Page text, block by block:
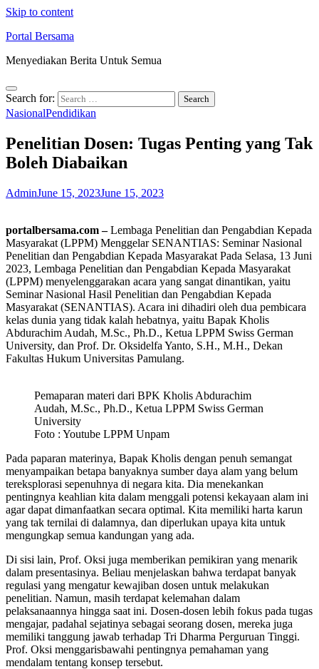
Skip to content
Portal Bersama
Menyediakan Berita Untuk Semua
Search for:
NasionalPendidikan
Penelitian Dosen: Tugas Penting yang Tak
Boleh Diabaikan
AdminJune 15, 2023June 15, 2023
portalbersama.com –Lembaga Penelitian dan Pengabdian Kepada
Masyarakat (LPPM) Menggelar SENANTIAS: Seminar Nasional
Penelitian dan Pengabdian Kepada Masyarakat Pada Selasa, 13 Juni
2023, Lembaga Penelitian dan Pengabdian Kepada Masyarakat
(LPPM) menyelenggarakan acara yang sangat dinantikan, yaitu
Seminar Nasional Hasil Penelitian dan Pengabdian Kepada
Masyarakat (SENANTIAS). Acara ini dihadiri oleh dua pembicara
kelas dunia yang tidak kalah hebatnya, yaitu Bapak Kholis
Abdurachim Audah, M.Sc., Ph.D., Ketua LPPM Swiss German
University, dan Prof. Dr. Oksidelfa Yanto, S.H., M.H., Dekan
Fakultas Hukum Universitas Pamulang.
Pemaparan materi dari BPK Kholis Abdurachim
Audah, M.Sc., Ph.D., Ketua LPPM Swiss German
University
Foto : Youtube LPPM Unpam
Pada paparan materinya, Bapak Kholis dengan penuh semangat
menyampaikan betapa banyaknya sumber daya alam yang belum
tereksplorasi sepenuhnya di negara kita. Dia menekankan
pentingnya keahlian kita dalam menggali potensi kekayaan alam ini
agar dapat dimanfaatkan secara optimal. Kita memiliki harta karun
yang tak ternilai di dalamnya, dan diperlukan upaya kita untuk
mengungkap semua kandungan yang ada.
Di sisi lain, Prof. Oksi juga memberikan pemikiran yang menarik
dalam presentasinya. Beliau menjelaskan bahwa terdapat banyak
regulasi yang mengatur kewajiban dosen untuk melakukan
penelitian. Namun, masih terdapat kelemahan dalam
pelaksanaannya hingga saat ini. Dosen-dosen lebih fokus pada tugas
mengajar, padahal sejatinya sebagai seorang dosen, mereka juga
memiliki tanggung jawab terhadap Tri Dharma Perguruan Tinggi.
Prof. Oksi menggarisbawahi pentingnya pemahaman yang
mendalam tentang konsep tersebut.